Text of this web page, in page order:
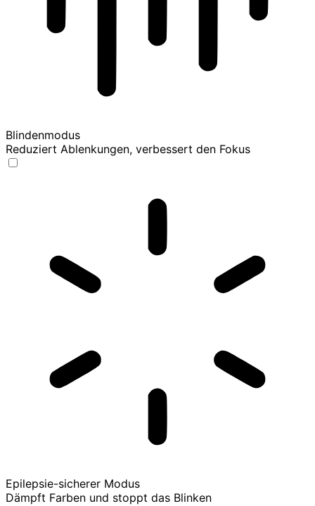
Blindenmodus
Reduziert Ablenkungen, verbessert den Fokus
Epilepsie-sicherer Modus
Dämpft Farben und stoppt das Blinken